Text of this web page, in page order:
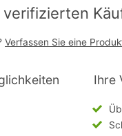
Verfassen Sie eine
Ihre